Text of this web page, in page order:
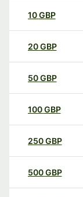
10GBP
20GBP
50GBP
100GBP
250GBP
500GBP